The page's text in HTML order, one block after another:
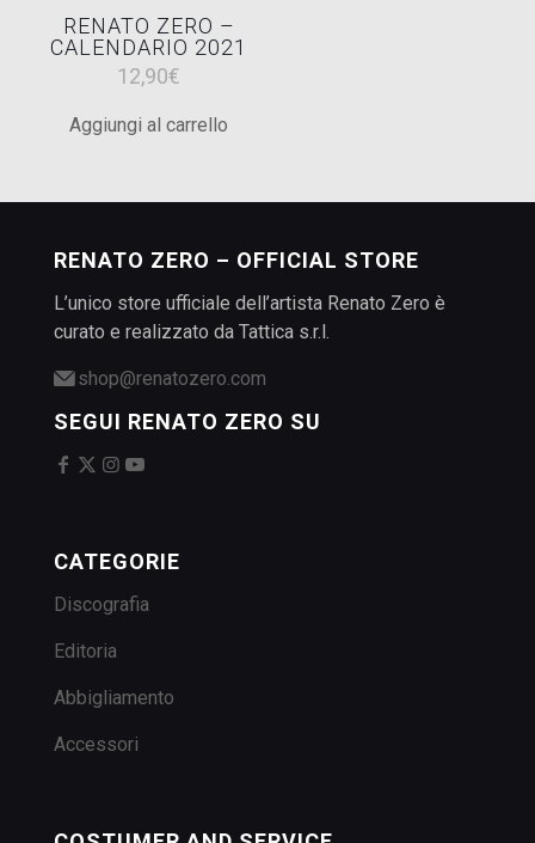
RENATO ZERO –
CALENDARIO 2021
12,90€
Aggiungi al carrello
RENATO ZERO – OFFICIAL STORE
L’unico store ufficiale dell’artista Renato Zero è
curato e realizzato da Tattica s.r.l.
shop@renatozero.com
SEGUI RENATO ZERO SU
CATEGORIE
Discografia
Editoria
Abbigliamento
Accessori